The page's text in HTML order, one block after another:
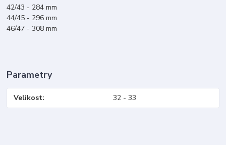
42/43 - 284 mm
44/45 - 296 mm
46/47 - 308 mm
Parametry
Velikost 32 - 33